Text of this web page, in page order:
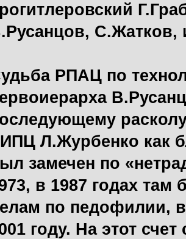
С.Жатков,
РПАЦ по
Л.Журбенко как
замечен по
в 1987 годах
по педофилии,
году. На этот